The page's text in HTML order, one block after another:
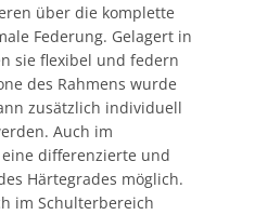
über die komplette
Federung. Gelagert in
sie flexibel und federn
des Rahmens wurde
zusätzlich individuell
Auch im
differenzierte und
Härtegrades möglich.
im Schulterbereich